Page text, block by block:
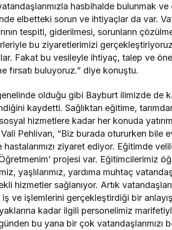
hasbihalde bulunmak ve
elbetteki sorun ve ihtiyaçlar da var.
tespiti, giderilmesi, sorunların
bu ziyaretlerimizi
Fakat bu vesileyle ihtiyaç, talep ve
fırsatı buluyoruz.” diye konuştu.
olduğu gibi Bayburt ilimizde de
kaydetti. Sağlıktan eğitime,
hizmetlere kadar her konuda
Pehlivan, “Biz burada otururken bile
ziyaret ediyor. Eğitimde
projesi var. Eğitimcilerimiz
yaşlılarımız, yardıma muhtaç
hizmetler sağlanıyor. Artık
ve işlemlerini gerçekleştirdiği bir
kadar ilgili personelimiz
bu yana bir çok